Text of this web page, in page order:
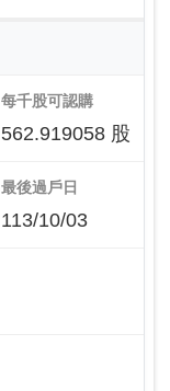
每千股可認購
562.919058 股
最後過戶日
113/10/03